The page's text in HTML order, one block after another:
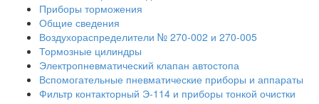
Приборы торможения
Общие сведения
Воздухораспределители № 270-002 и 270-005
Тормозные цилиндры
Электропневматический клапан автостопа
Вспомогательные пневматические приборы и аппараты
Фильтр контакторный Э-114 и приборы тонкой очистки